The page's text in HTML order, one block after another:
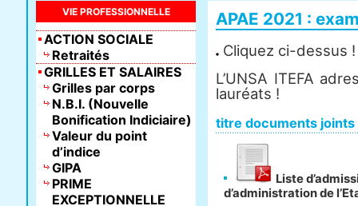
APAE 2021 :
Cliquez ci-dessus !
L’UNSA ITEFA
lauréats !
titre documents joints
Liste
d’administration de
VIE PROFESSIONNELLE
ACTION SOCIALE
Retraités
GRILLES ET SALAIRES
Grilles par corps
N.B.I. (Nouvelle
Bonification Indiciaire)
Valeur du point
d’indice
GIPA
PRIME
EXCEPTIONNELLE